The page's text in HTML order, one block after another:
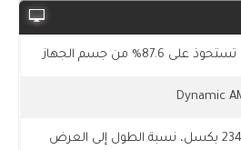
Dynamic
1080 × 2340 بكسل، نسبة الطول إلى العرض